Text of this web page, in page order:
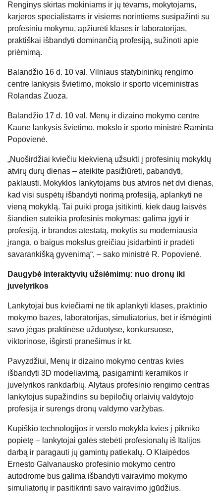
Renginys skirtas mokiniams ir jų tėvams, mokytojams,
karjeros specialistams ir visiems norintiems susipažinti su
profesiniu mokymu, apžiūrėti klases ir laboratorijas,
praktiškai išbandyti dominančią profesiją, sužinoti apie
priėmimą.
Balandžio 16 d. 10 val. Vilniaus statybininkų rengimo
centre lankysis švietimo, mokslo ir sporto viceministras
Rolandas Zuoza.
Balandžio 17 d. 10 val. Menų ir dizaino mokymo centre
Kaune lankysis švietimo, mokslo ir sporto ministrė Raminta
Popovienė.
„Nuoširdžiai kviečiu kiekvieną užsukti į profesinių mokyklų
atvirų durų dienas – ateikite pasižiūrėti, pabandyti,
paklausti. Mokyklos lankytojams bus atviros net dvi dienas,
kad visi suspėtų išbandyti norimą profesiją, aplankyti ne
vieną mokyklą. Tai puiki proga įsitikinti, kiek daug laisvės
šiandien suteikia profesinis mokymas: galima įgyti ir
profesiją, ir brandos atestatą, mokytis su moderniausia
įranga, o baigus mokslus greičiau įsidarbinti ir pradėti
savarankišką gyvenimą“, – sako ministrė R. Popovienė.
Daugybė interaktyvių užsiėmimų: nuo dronų iki
juvelyrikos
Lankytojai bus kviečiami ne tik aplankyti klases, praktinio
mokymo bazes, laboratorijas, simuliatorius, bet ir išmėginti
savo jėgas praktinėse užduotyse, konkursuose,
viktorinose, išgirsti pranešimus ir kt.
Pavyzdžiui, Menų ir dizaino mokymo centras kvies
išbandyti 3D modeliavimą, pasigaminti keramikos ir
juvelyrikos rankdarbių. Alytaus profesinio rengimo centras
lankytojus supažindins su bepiločių orlaivių valdytojo
profesija ir surengs dronų valdymo varžybas.
Kupiškio technologijos ir verslo mokykla kvies į pikniko
popietę – lankytojai galės stebėti profesionalų iš Italijos
darbą ir paragauti jų gamintų patiekalų. O Klaipėdos
Ernesto Galvanausko profesinio mokymo centro
autodrome bus galima išbandyti vairavimo mokymo
simuliatorių ir pasitikrinti savo vairavimo įgūdžius.